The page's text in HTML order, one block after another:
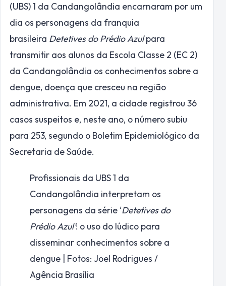
(UBS) 1 da Candangolândia encarnaram por um
dia os personagens da franquia
brasileira Detetives do Prédio Azulpara
transmitir aos alunos da Escola Classe 2 (EC 2)
da Candangolândia os conhecimentos sobre a
dengue, doença que cresceu na região
administrativa. Em 2021, a cidade registrou 36
casos suspeitos e, neste ano, o número subiu
para 253, segundo o Boletim Epidemiológico da
Secretaria de Saúde.
Profissionais da UBS 1 da
Candangolândia interpretam os
personagens da série ‘Detetives do
Prédio Azul’: o uso do lúdico para
disseminar conhecimentos sobre a
dengue | Fotos: Joel Rodrigues /
Agência Brasília